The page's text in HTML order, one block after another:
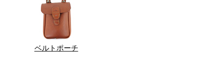
ベルトポーチ